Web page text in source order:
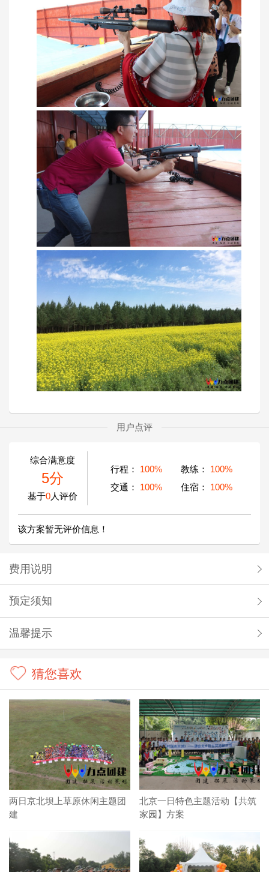
用户点评
综合满意度
5分
基于0人评价
行程： 100% 教练：
100%
交通：
100% 住宿： 100%
该方案暂无评价信息！
费用说明
预定须知
温馨提示
猜您喜欢
两日京北坝上草原休闲主题团
建
北京一日特色主题活动【共筑
家园】方案